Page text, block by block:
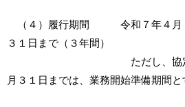
（４）履行期間 令和７年４月１
３１日まで（３年間）
ただし、協定締結日
月３１日までは、業務開始準備期間と